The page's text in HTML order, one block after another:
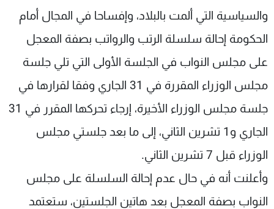
والسياسية التي ألمت بالبلاد، وإفساحا في المجال أمام
الحكومة إحالة سلسلة الرتب والرواتب بصفة المعجل
على مجلس النواب في الجلسة الأولى التي تلي جلسة
مجلس الوزراء المقررة في 31 الجاري وفقا لقرارها في
جلسة مجلس الوزراء الأخيرة، إرجاء تحركها المقرر في 31
الجاري و1 تشرين الثاني، إلى ما بعد جلستي مجلس
الوزراء قبل 7 تشرين الثاني.
وأعلنت أنه في حال عدم إحالة السلسلة على مجلس
النواب بصفة المعجل بعد هاتين الجلستين، ستعتمد